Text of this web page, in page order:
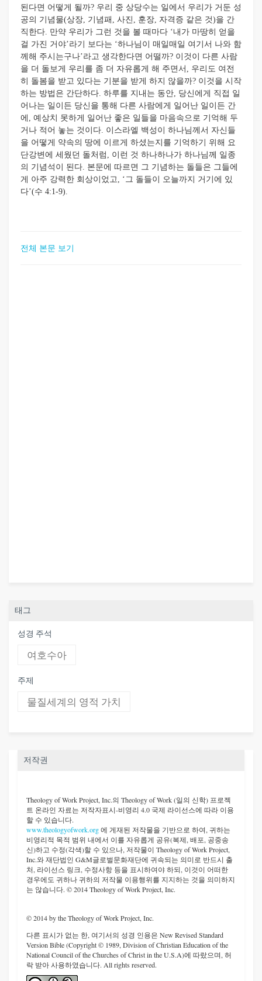
된다면 어떻게 될까? 우리 중 상당수는 일에서 우리가 거둔 성
공의 기념물(상장, 기념패, 사진, 훈장, 자격증 같은 것)을 간
직한다. 만약 우리가 그런 것을 볼 때마다 ‘내가 마땅히 얻을
걸 가진 거야’라기 보다는 ‘하나님이 매일매일 여기서 나와 함
께해 주시는구나’라고 생각한다면 어떨까? 이것이 다른 사람
을 더 돌보게 우리를 좀 더 자유롭게 해 주면서, 우리도 여전
히 돌봄을 받고 있다는 기분을 받게 하지 않을까? 이것을 시작
하는 방법은 간단하다. 하루를 지내는 동안, 당신에게 직접 일
어나는 일이든 당신을 통해 다른 사람에게 일어난 일이든 간
에, 예상치 못하게 일어난 좋은 일들을 마음속으로 기억해 두
거나 적어 놓는 것이다. 이스라엘 백성이 하나님께서 자신들
을 어떻게 약속의 땅에 이르게 하셨는지를 기억하기 위해 요
단강변에 세웠던 돌처럼, 이런 것 하나하나가 하나님께 일종
의 기념석이 된다. 본문에 따르면 그 기념하는 돌들은 그들에
게 아주 강력한 회상이었고, ‘그 돌들이 오늘까지 거기에 있
다’(수 4:1-9).
전체 본문 보기
태그
성경 주석
여호수아
주제
물질세계의 영적 가치
저작권
Theology of Work Project, Inc.의 Theology of Work (일의 신학) 프로젝
트 온라인 자료는 저작자표시-비영리 4.0 국제 라이선스에 따라 이용
할 수 있습니다.
www.theologyofwork.org에 게재된 저작물을 기반으로 하여, 귀하는
비영리적 목적 범위 내에서 이를 자유롭게 공유(복제, 배포, 공중송
신)하고 수정(각색)할 수 있으나, 저작물이 Theology of Work Project,
Inc.와 재단법인 G&M글로벌문화재단에 귀속되는 의미로 반드시 출
처, 라이선스 링크, 수정사항 등을 표시하여야 하되, 이것이 어떠한
경우에도 귀하나 귀하의 저작물 이용행위를 지지하는 것을 의미하지
는 않습니다. © 2014 Theology of Work Project, Inc.
© 2014 by the Theology of Work Project, Inc.
다른 표시가 없는 한, 여기서의 성경 인용은 New Revised Standard
Version Bible (Copyright © 1989, Division of Christian Education of the
National Council of the Churches of Christ in the U.S.A)에 따랐으며, 허
락 받아 사용하였습니다. All rights reserved.